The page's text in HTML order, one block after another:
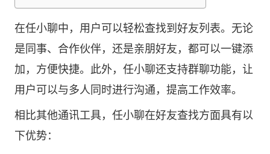
在任小聊中，用户可以轻松查找到好友列表。无论
是同事、合作伙伴，还是亲朋好友，都可以一键添
加，方便快捷。此外，任小聊还支持群聊功能，让
用户可以与多人同时进行沟通，提高工作效率。
相比其他通讯工具，任小聊在好友查找方面具有以
下优势：